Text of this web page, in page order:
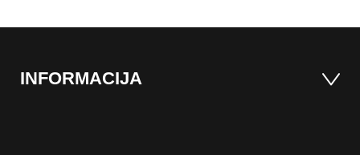
INFORMACIJA